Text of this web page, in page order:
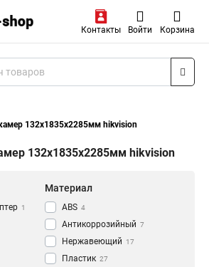
Контакты Войти Корзина
132х1835х2285мм hikvision
132х1835х2285мм hikvision
1
Материал
АВS 4
Антикоррозийный 7
Нержавеющий 17
Пластик 27